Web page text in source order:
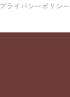
プライバシーポリシー